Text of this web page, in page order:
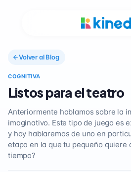
Volver al Blog
COGNITIVA
Listos para el teatro
Anteriormente hablamos sobre la
imaginativo. Este tipo de juego es
y hoy hablaremos de uno en
etapa en la que tu pequeño quiere
tiempo?